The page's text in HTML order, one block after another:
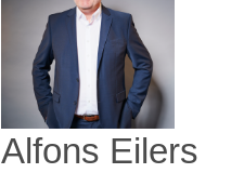
Alfons Eilers